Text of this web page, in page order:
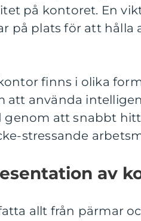
på kontoret. En
på plats för att hålla
finns i olika
att använda
genom att snabbt
stressande
av
allt från pärmar